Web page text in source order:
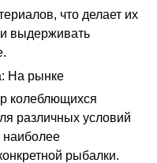
что делает их
выдерживать
На рынке
колеблющихся
различных условий
наиболее
рыбалки.